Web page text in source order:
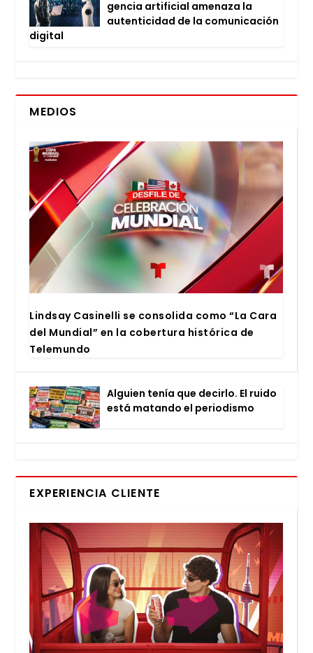
gen­cia arti­fi­cial ame­na­za la
auten­ti­ci­dad de la comu­ni­ca­ción
digi­tal
MEDIOS
Lind­say Casi­ne­lli se con­so­li­da como “La Cara
del Mun­dial” en la cober­tu­ra his­tó­ri­ca de
Tele­mun­do
Alguien tenía que decir­lo. El rui­do
está matan­do el perio­dis­mo
EXPERIENCIA CLIENTE